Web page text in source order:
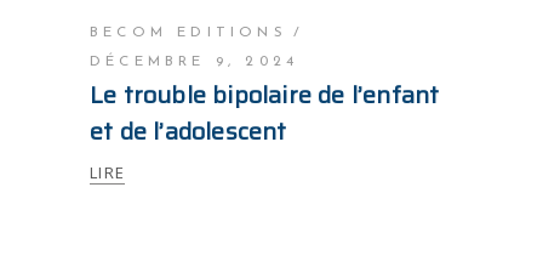
BECOM EDITIONS
DÉCEMBRE 9, 2024
Le trouble bipolaire de l’enfant
et de l’adolescent
LIRE